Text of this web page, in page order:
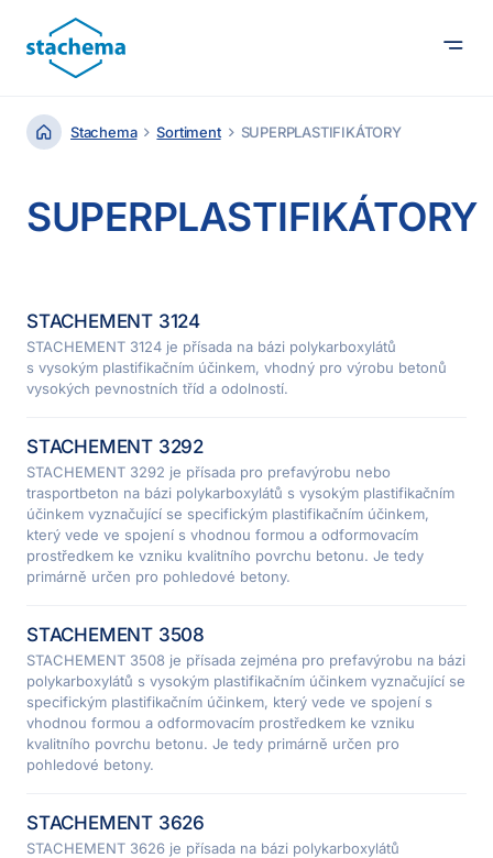
Stachema Sortiment SUPERPLASTIFIKÁTORY
SUPERPLASTIFIKÁTORY
STACHEMENT 3124
STACHEMENT 3124 je přísada na bázi polykarboxylátů
s vysokým plastifikačním účinkem, vhodný pro výrobu betonů
vysokých pevnostních tříd a odolností.
STACHEMENT 3292
STACHEMENT 3292 je přísada pro prefavýrobu nebo
trasportbeton na bázi polykarboxylátů s vysokým plastifikačním
účinkem vyznačující se specifickým plastifikačním účinkem,
který vede ve spojení s vhodnou formou a odformovacím
prostředkem ke vzniku kvalitního povrchu betonu. Je tedy
primárně určen pro pohledové betony.
STACHEMENT 3508
STACHEMENT 3508 je přísada zejména pro prefavýrobu na bázi
polykarboxylátů s vysokým plastifikačním účinkem vyznačující se
specifickým plastifikačním účinkem, který vede ve spojení s
vhodnou formou a odformovacím prostředkem ke vzniku
kvalitního povrchu betonu. Je tedy primárně určen pro
pohledové betony.
STACHEMENT 3626
STACHEMENT 3626 je přísada na bázi polykarboxylátů